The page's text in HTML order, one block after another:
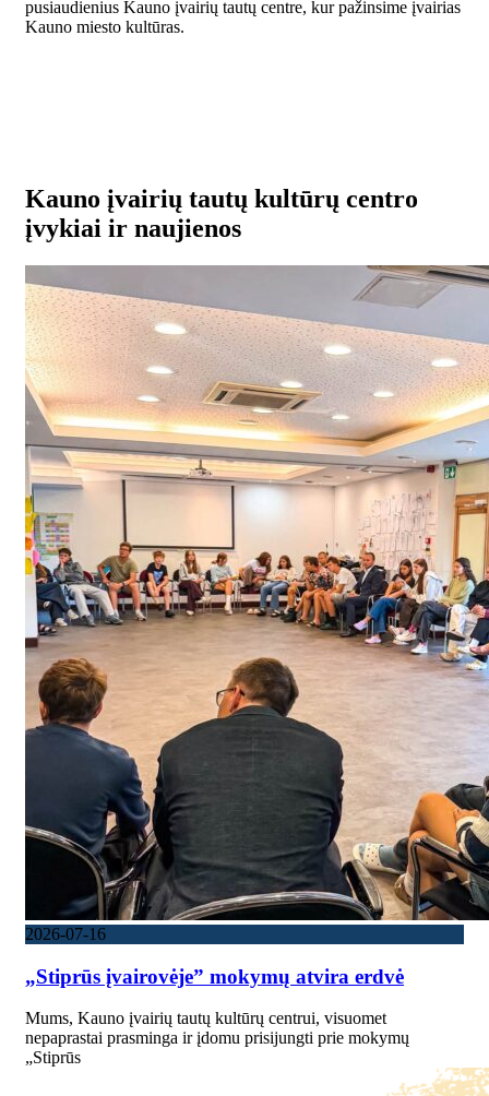
pusiaudienius Kauno įvairių tautų centre, kur pažinsime įvairias
Kauno miesto kultūras.
Kauno įvairių tautų kultūrų centro
įvykiai ir naujienos
2026-07-16
„Stiprūs įvairovėje” mokymų atvira erdvė
Mums, Kauno įvairių tautų kultūrų centrui, visuomet
nepaprastai prasminga ir įdomu prisijungti prie mokymų
„Stiprūs